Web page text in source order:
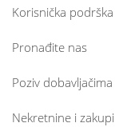
Korisnička podrška
Pronađite nas
Poziv dobavljačima
Nekretnine i zakupi